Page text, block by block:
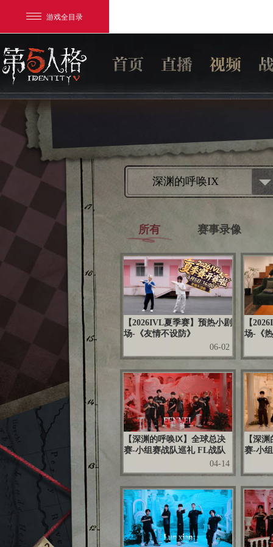
游戏全目录
游戏爱好者深渊的呼唤IX
所有 赛事录像
【2026IVL夏季赛】预热小剧
场-《友情不设防》
06-02
【
场-《
【深渊的呼唤Ⅸ】全球总决
赛-小组赛战队巡礼 FL战队
04-14
【深
赛-小